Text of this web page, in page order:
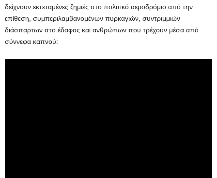
δείχνουν εκτεταμένες ζημιές στο πολιτικό αεροδρόμιο από την
επίθεση, συμπεριλαμβανομένων πυρκαγιών, συντριμμιών
διάσπαρτων στο έδαφος και ανθρώπων που τρέχουν μέσα από
σύννεφα καπνού: